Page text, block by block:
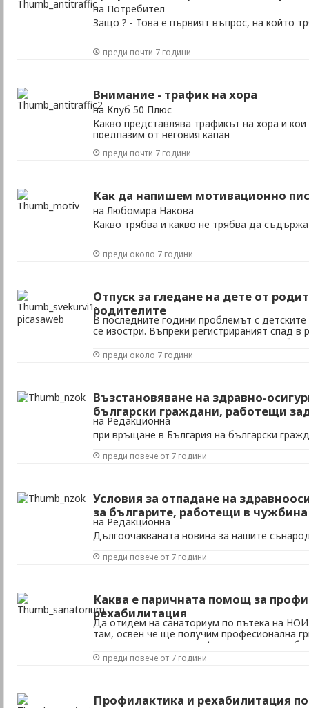
на Потребител
Защо ? - Това е първият въпрос, на който
преди почти 7 години
Внимание - трафик на хора
на Клуб 50 Плюс
Какво представлява трафикът на хора и
предпазим от неговия капан
преди почти 7 години
Как да напишем мотивационно
на Любомира Накова
Какво трябва и какво не трябва да съдържа
преди около 7 години
Отпуск за гледане на дете от
родителите
В последните години проблемът с детските
се изостри. Въпреки регистрираният спад
че местата в детските заведения са
родители често се оказват в
класацията за детско заведение, без
преди около 7 години
Възстановяване на здравно-
български граждани, работещи
на Редакционна
при връщане в България на български
границата на страната, става след
за целта прпоцедури. В НАП трябва да се
преди повече от 7 години
Условия за отпадане на
за българите, работещи в чужбина
на Редакционна
Дългоочакваната новина за нашите
границата на Родината, вече е факт -
живеят в чужбина, вече могат да бъдат
преди повече от 7 години
Каква е паричната помощ за
рехабилитация
Да отидем на санаториум по пътека на
там, освен че ще получим професионална
направени точните профилактични и
съответстващи на нашия конкретен
съобразно цялостния ни здравен статус.
преди повече от 7 години
Профилактика и рехабилитация